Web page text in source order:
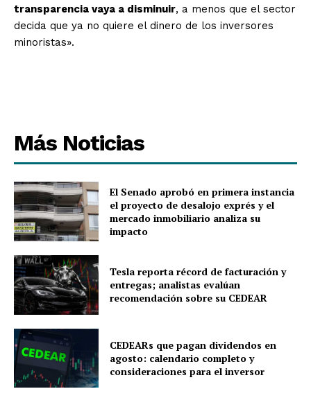
transparencia vaya a disminuir, a menos que el sector
decida que ya no quiere el dinero de los inversores
minoristas».
Más Noticias
El Senado aprobó en primera instancia
el proyecto de desalojo exprés y el
mercado inmobiliario analiza su
impacto
Tesla reporta récord de facturación y
entregas; analistas evalúan
recomendación sobre su CEDEAR
CEDEARs que pagan dividendos en
agosto: calendario completo y
consideraciones para el inversor